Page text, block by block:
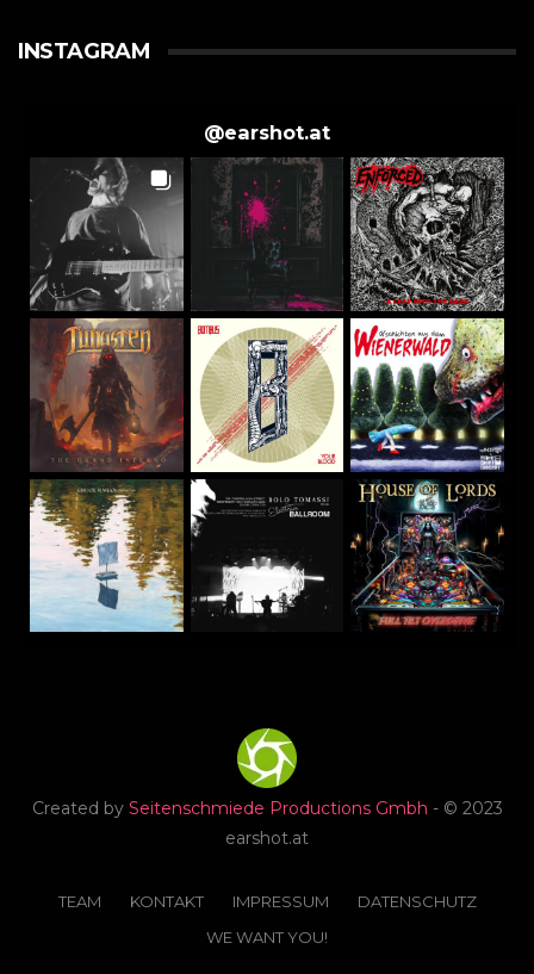
INSTAGRAM
@earshot.at
Created by Seitenschmiede Productions Gmbh - © 2023
earshot.at
TEAM KONTAKT IMPRESSUM
DATENSCHUTZ
WE WANT YOU!